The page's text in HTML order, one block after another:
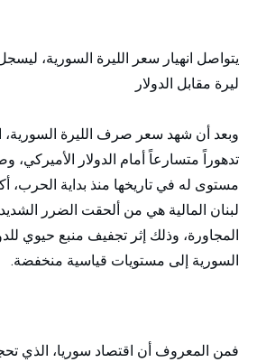
ليرة مقابل الدولار
وبعد أن شهد سعر صرف الليرة السورية،
تدهوراً متسارعاً أمام الدولار الأميركي،
مستوى له في تاريخها منذ بداية الحرب،
لبنان المالية هي من ألحقت الضرر
المجاورة، وذلك إثر تجفيف منبع حيوي
السورية إلى مستويات قياسية منخفضة.
فمن المعروف أن اقتصاد سوريا، الذي